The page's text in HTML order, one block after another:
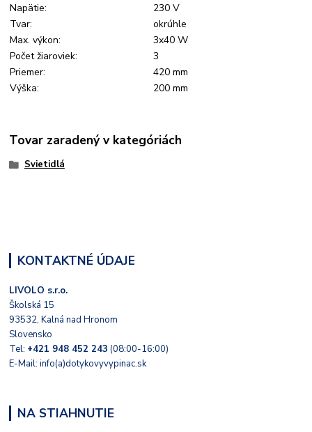
Napätie:
230V
Tvar:
okrúhle
Max. výkon:
3x40W
Počet žiaroviek:
3
Priemer:
420mm
Výška:
200mm
Tovar zaradený v kategóriách
Svietidlá
KONTAKTNÉ ÚDAJE
LIVOLO s.r.o.
Školská 15
93532, Kalná nad Hronom
Slovensko
Tel: +421 948 452 243 (08:00-16:00)
E-Mail: info(a)dotykovyvypinac.sk
NA STIAHNUTIE